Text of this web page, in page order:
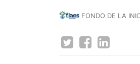
FONDO DE LA